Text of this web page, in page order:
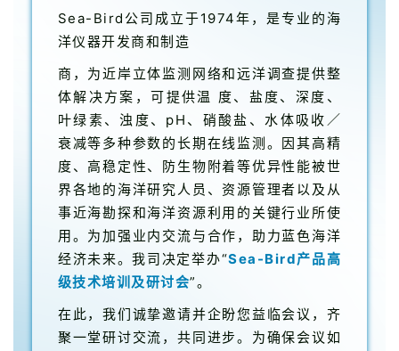
Sea-Bird公司成立于1974年，是专业的海
洋仪器开发商和制造
商，为近岸立体监测网络和远洋调查提供整
体解决方案，可提供温 度、盐度、深度、
叶绿素、浊度、pH、硝酸盐、水体吸收／
衰减等多种参数的长期在线监测。因其高精
度、高稳定性、防生物附着等优异性能被世
界各地的海洋研究人员、资源管理者以及从
事近海勘探和海洋资源利用的关键行业所使
用。为加强业内交流与合作，助力蓝色海洋
经济未来。我司决定举办“Sea-Bird产品高
级技术培训及研讨会”。
在此，我们诚挚邀请并企盼您益临会议，齐
聚一堂研讨交流，共同进步。为确保会议如